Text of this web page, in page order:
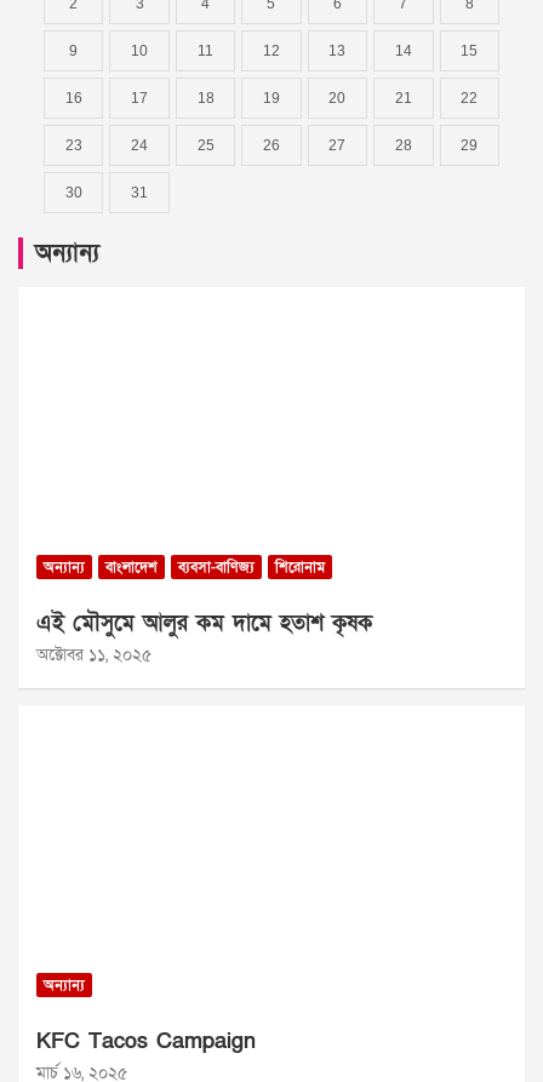
2 3 4 5 6 7 8
9 10 11 12 13 14 15
16 17 18 19 20 21 22
23 24 25 26 27 28 29
30 31
অন্যান্য
অন্যান্য বাংলাদেশ ব্যবসা-বাণিজ্য শিরোনাম
এই মৌসুমে আলুর কম দামে হতাশ কৃষক
অক্টোবর ১১, ২০২৫
অন্যান্য
KFC Tacos Campaign
মার্চ ১৬, ২০২৫